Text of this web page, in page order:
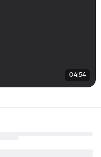
04:54